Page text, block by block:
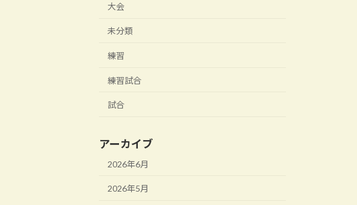
大会
未分類
練習
練習試合
試合
アーカイブ
2026年6月
2026年5月